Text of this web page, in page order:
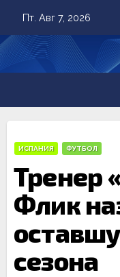
content
Пт. Авг 7, 2026
ИСПАНИЯ ФУТБОЛ
Тренер
Флик
сезона